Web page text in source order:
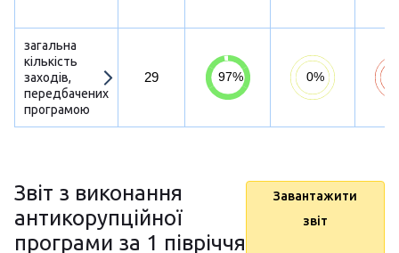
загальна
кількість
заходів,
передбачених
програмою
29
Звіт з виконання
антикорупційної
програми за 1 півріччя
Завантажити
звіт